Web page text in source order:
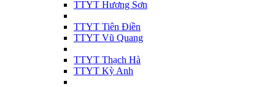
TTYT Hương Sơn
TTYT Tiên Điền
TTYT Vũ Quang
TTYT Thạch Hà
TTYT Kỳ Anh